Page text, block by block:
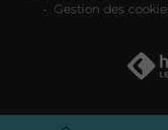
Gestion des